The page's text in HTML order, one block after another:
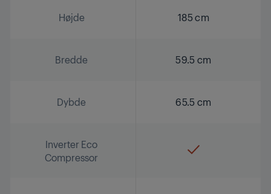
Højde 185 cm
Bredde 59.5 cm
Dybde 65.5 cm
Inverter Eco
Compressor